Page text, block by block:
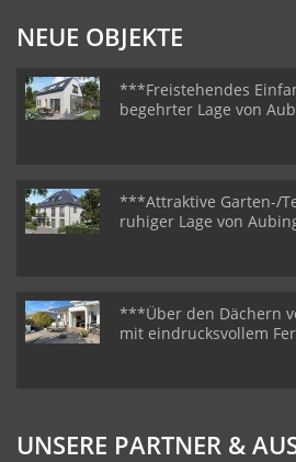
NEUE OBJEKTE
***Freistehendes
begehrter Lage von
***Attraktive Garten-/
ruhiger Lage von
***Über den Dächern
mit eindrucksvollem
UNSERE PARTNER &